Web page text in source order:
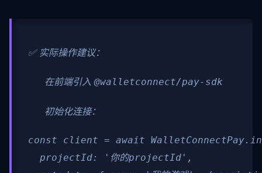
✅ 实际操作建议：
在前端引入@walletconnect/pay-sdk
初始化连接：
const client = await
projectId: '你的projectId',